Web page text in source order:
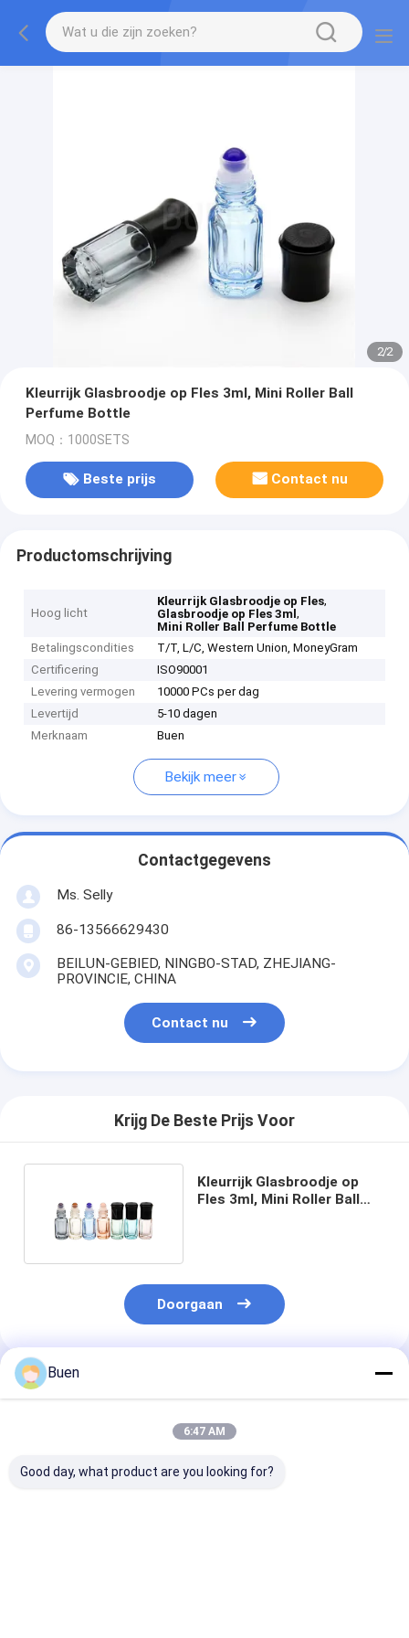
2/2
Kleurrijk Glasbroodje op Fles 3ml, Mini Roller Ball
Perfume Bottle
MOQ：1000SETS
Beste prijs Contact nu
Productomschrijving
Hoog licht
Kleurrijk Glasbroodje op Fles,
Glasbroodje op Fles 3ml,
Mini Roller Ball Perfume Bottle
Betalingscondities
T/T, L/C, Western Union, MoneyGram
Certificering
ISO90001
Levering vermogen
10000 PCs per dag
Levertijd
5-10 dagen
Merknaam
Buen
Bekijk meer
Contactgegevens
Ms. Selly
86-13566629430
BEILUN-GEBIED, NINGBO-STAD, ZHEJIANG-
PROVINCIE, CHINA
Contact nu
Krijg De Beste Prijs Voor
Kleurrijk Glasbroodje op
Fles 3ml, Mini Roller Ball
Doorgaan
Geadviseerde Producten
Buen
6:47 AM
Good day, what product are you looking for?